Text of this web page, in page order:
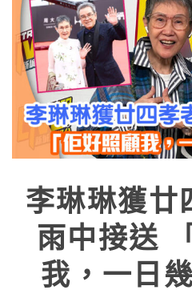
李琳琳獲廿
雨中接送
我，一日